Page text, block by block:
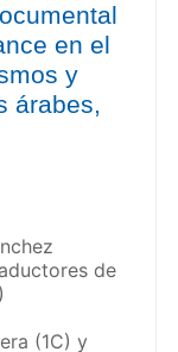
en el
y
árabes,
de
(1C) y